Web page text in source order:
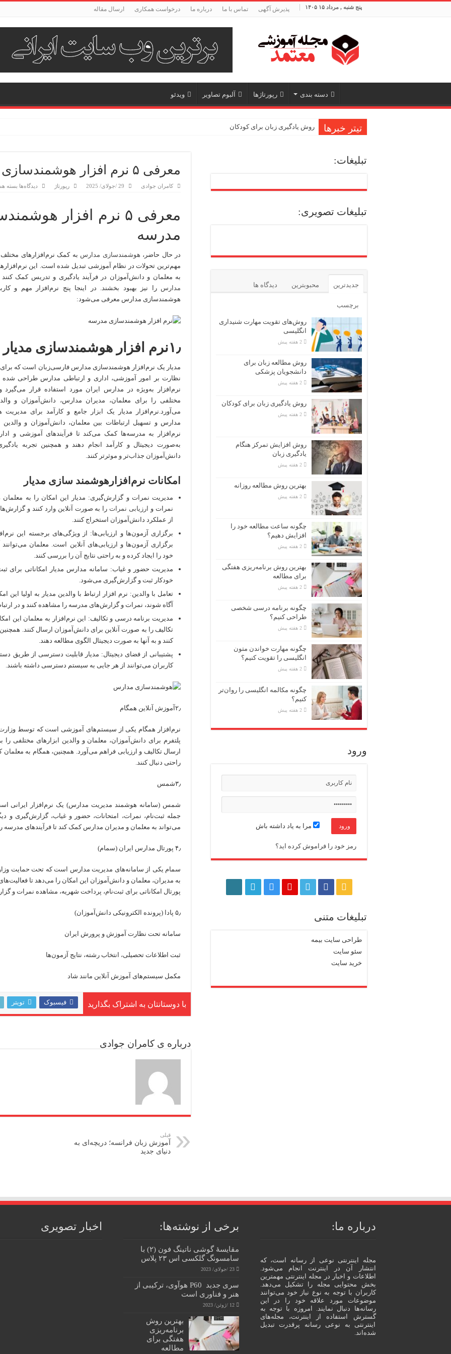
پنج شنبه , مرداد ۱۵ ۱۴۰۵ پذیرش آگهی تماس با ما درباره ما درخواست همکاری ارسال مقاله
دسته بندی رپورتاژها آلبوم تصاویر ویدئو
تیتر خبرها روش یادگیری زبان برای کودکان
معرفی ۵ نرم افزار هوشمندسازی مدرسه
کامران جوادی 29 /جولای/ 2025 رپورتاژ دیدگاه‌ها برای
بسته
معرفی ۵ نرم افزار
مدرسه
در حال حاضر، هوشمندسازی مدارس به کمک نرم‌افزارهای مختلف
مهم‌ترین تحولات در نظام آموزشی تبدیل شده است. این
به معلمان و دانش‌آموزان در فرآیند یادگیری و تدریس کمک کنند
مدارس را نیز بهبود بخشند. در اینجا پنج نرم‌افزار مهم و
هوشمندسازی مدارس معرفی می‌شود:
۱٫نرم افزار هوشمندسازی مدیار
مدیار یک نرم‌افزار هوشمندسازی مدارس فارسی‌زبان است که
نظارت بر امور آموزشی، اداری و ارتباطی مدارس طراحی
نرم‌افزار به‌ویژه در مدارس ایران مورد استفاده قرار می‌گیرد
مختلفی را برای معلمان، مدیران مدارس، دانش‌آموزان و
می‌آورد.نرم‌افزار مدیار یک ابزار جامع و کارآمد برای مدیریت
مدارس و تسهیل ارتباطات بین معلمان، دانش‌آموزان و
نرم‌افزار به مدرسه‌ها کمک می‌کند تا فرآیندهای آموزشی و
به‌صورت دیجیتال و کارآمد انجام دهند و همچنین تجربه
دانش‌آموزان جذاب‌تر و موثرتر کنند.
امکانات نرم‌افزارهوشمند سازی مدیار
مدیریت نمرات و گزارش‌گیری: مدیار این امکان را به
نمرات و ارزیابی‌ نمراترا به صورت آنلاین وارد کنند و
از عملکرد دانش‌آموزان استخراج کنند.
برگزاری آزمون‌ها و ارزیابی‌ها: از ویژگی‌های برجسته این
برگزاری آزمون‌ها و ارزیابی‌های آنلاین است. معلمان
خود را ایجاد کرده و به راحتی نتایج آن را بررسی کنند.
مدیریت حضور و غیاب: سامانه مدارس مدیار امکاناتی برای
خودکار ثبت و گزارش‌گیری می‌شود.
تعامل با والدین: نرم افزار ارتباط با والدین مدیار به اولیا
آگاه شوند، نمرات و گزارش‌های مدرسه را مشاهده کنند و در
مدیریت برنامه درسی و تکالیف: این نرم‌افزار به معلمان این
تکالیف را به صورت آنلاین برای دانش‌آموزان ارسال کنند.
کنند و به آنها به صورت دیجیتال الگوی مطالعه دهند.
پشتیبانی از فضای دیجیتال: مدیار قابلیت دسترسی از طریق
کاربران می‌توانند از هر جایی به سیستم دسترسی داشته باشند.
۲٫آموزش آنلاین همگام
نرم‌افزار همگام یکی از سیستم‌های آموزشی است که توسط
پلتفرم برای دانش‌آموزان، معلمان و والدین ابزارهای مختلفی را
ارسال تکالیف و ارزیابی فراهم می‌آورد. همچنین، همگام به
راحتی دنبال کنند.
۳٫شمس
شمس (سامانه هوشمند مدیریت مدارس) یک نرم‌افزار ایرانی
جمله ثبت‌نام، نمرات، امتحانات، حضور و غیاب، گزارش‌گیری و
می‌تواند به معلمان و مدیران مدارس کمک کند تا فرآیندهای مدرسه
۴٫ پورتال مدارس ایران (سمام)
سمام یکی از سامانه‌های مدیریت مدارس است که تحت حمایت
به مدیران، معلمان و دانش‌آموزان این امکان را می‌دهد تا
پورتال امکاناتی برای ثبت‌نام، پرداخت شهریه، مشاهده نمرات و
۵٫ پادا (پرونده الکترونیکی دانش‌آموزان)
سامانه تحت نظارت آموزش و پرورش ایران
ثبت اطلاعات تحصیلی، انتخاب رشته، نتایج آزمون‌ها
مکمل سیستم‌های آموزش آنلاین مانند شاد
با دوستانتان به اشتراک بگذارید فیسبوک تویتر
درباره ی کامران جوادی
قبلی
آموزش زبان فرانسه؛ دریچه‌ای به
دنیای جدید
تبلیغات:
تبلیغات تصویری:
جدیدترین محبوبترین دیدگاه ها
برچسب
روش‌های تقویت مهارت شنیداری
انگلیسی
2 هفته پیش
روش مطالعه زبان برای
دانشجویان پزشکی
2 هفته پیش
روش یادگیری زبان برای کودکان
2 هفته پیش
روش افزایش تمرکز هنگام
یادگیری زبان
2 هفته پیش
بهترین روش مطالعه روزانه
2 هفته پیش
چگونه ساعت مطالعه خود را
افزایش دهیم؟
2 هفته پیش
بهترین روش برنامه‌ریزی هفتگی
برای مطالعه
2 هفته پیش
چگونه برنامه درسی شخصی
طراحی کنیم؟
2 هفته پیش
چگونه مهارت خواندن متون
انگلیسی را تقویت کنیم؟
2 هفته پیش
چگونه مکالمه انگلیسی را روان‌تر
کنیم؟
2 هفته پیش
ورود
مرا به یاد داشته باش
رمز خود را فراموش کرده اید؟
تبلیغات متنی
طراحی سایت بیمه
سئو سایت
خرید سایت
درباره ما:
مجله اینترنتی نوعی از رسانه است، که
انتشار آن در اینترنت انجام می‌شود.
اطلاعات و اخبار در مجله اینترنتی مهمترین
بخش محتوایی مجله را تشکیل می‌دهد.
کاربران با توجه به نوع نیاز خود می‌توانند
موضوعات مورد علاقه خود را در این
رسانه‌ها دنبال نمایند. امروزه با توجه به
گسترش استفاده از اینترنت، مجله‌های
اینترنتی به نوعی رسانه پرقدرت تبدیل
شده‌اند.
برخی از نوشته‌ها:
مقایسهٔ گوشی ناتینگ فون (۲) با
سامسونگ گلکسی اس ۲۳ پلاس
23 /جولای/ 2023
سری جدید P60 هوآوی، ترکیبی از
هنر و فناوری است
12 /ژوئن/ 2023
بهترین روش
برنامه‌ریزی
هفتگی برای
مطالعه
اخبار تصویری